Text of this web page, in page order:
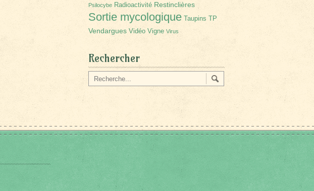
Psilocybe Radioactivité Restinclières
Sortie mycologique Taupins TP
Vendargues Vidéo Vigne Virus
Rechercher